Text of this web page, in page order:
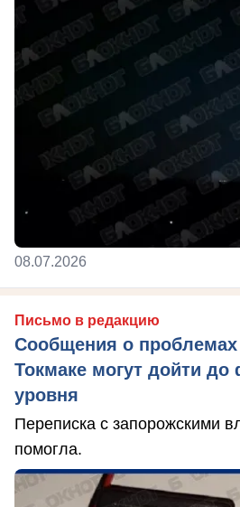
08.07.2026
Письмо в редакцию
Сообщения о проблемах
Токмаке могут дойти до
уровня
Переписка с запорожскими
помогла.